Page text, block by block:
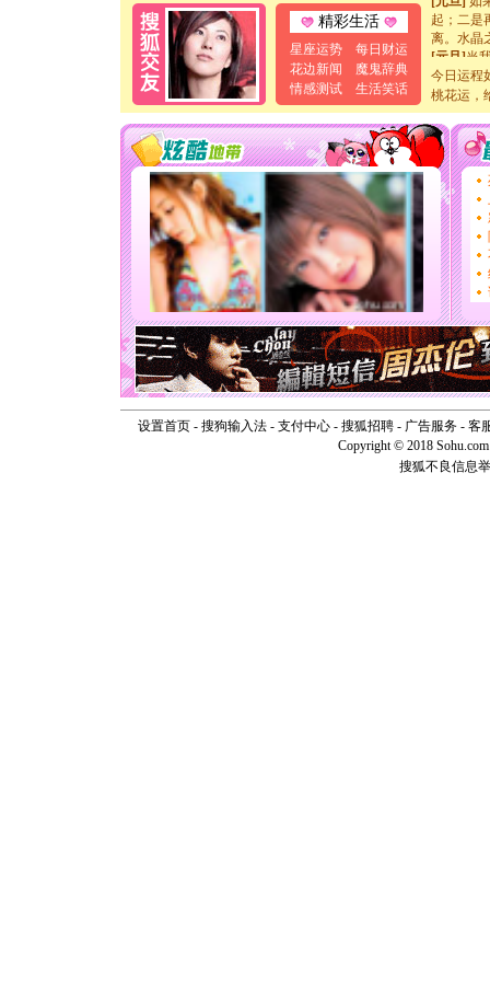
精彩生活
星座运势
每日财运
花边新闻
魔鬼辞典
情感测试
生活笑话
起；二是
离。水晶
[元旦]当
泣，这
卖了。
[春节]风
颜！冬去
道一声平
[春节]传
片叶子
送你一
[圣诞节]
你太多
要平安
[圣诞节]
能正大
天都要快
[圣诞节]
如意,快
[元旦]看
断电。爱
你是我专
[元旦]
如
起；二是
离。水晶
[元旦]当
今日运程
桃花运，
设置首页- 搜狗输入法- 支付中心- 搜狐招聘- 广告服务- 客
Copyright © 2018
搜狐不良信息